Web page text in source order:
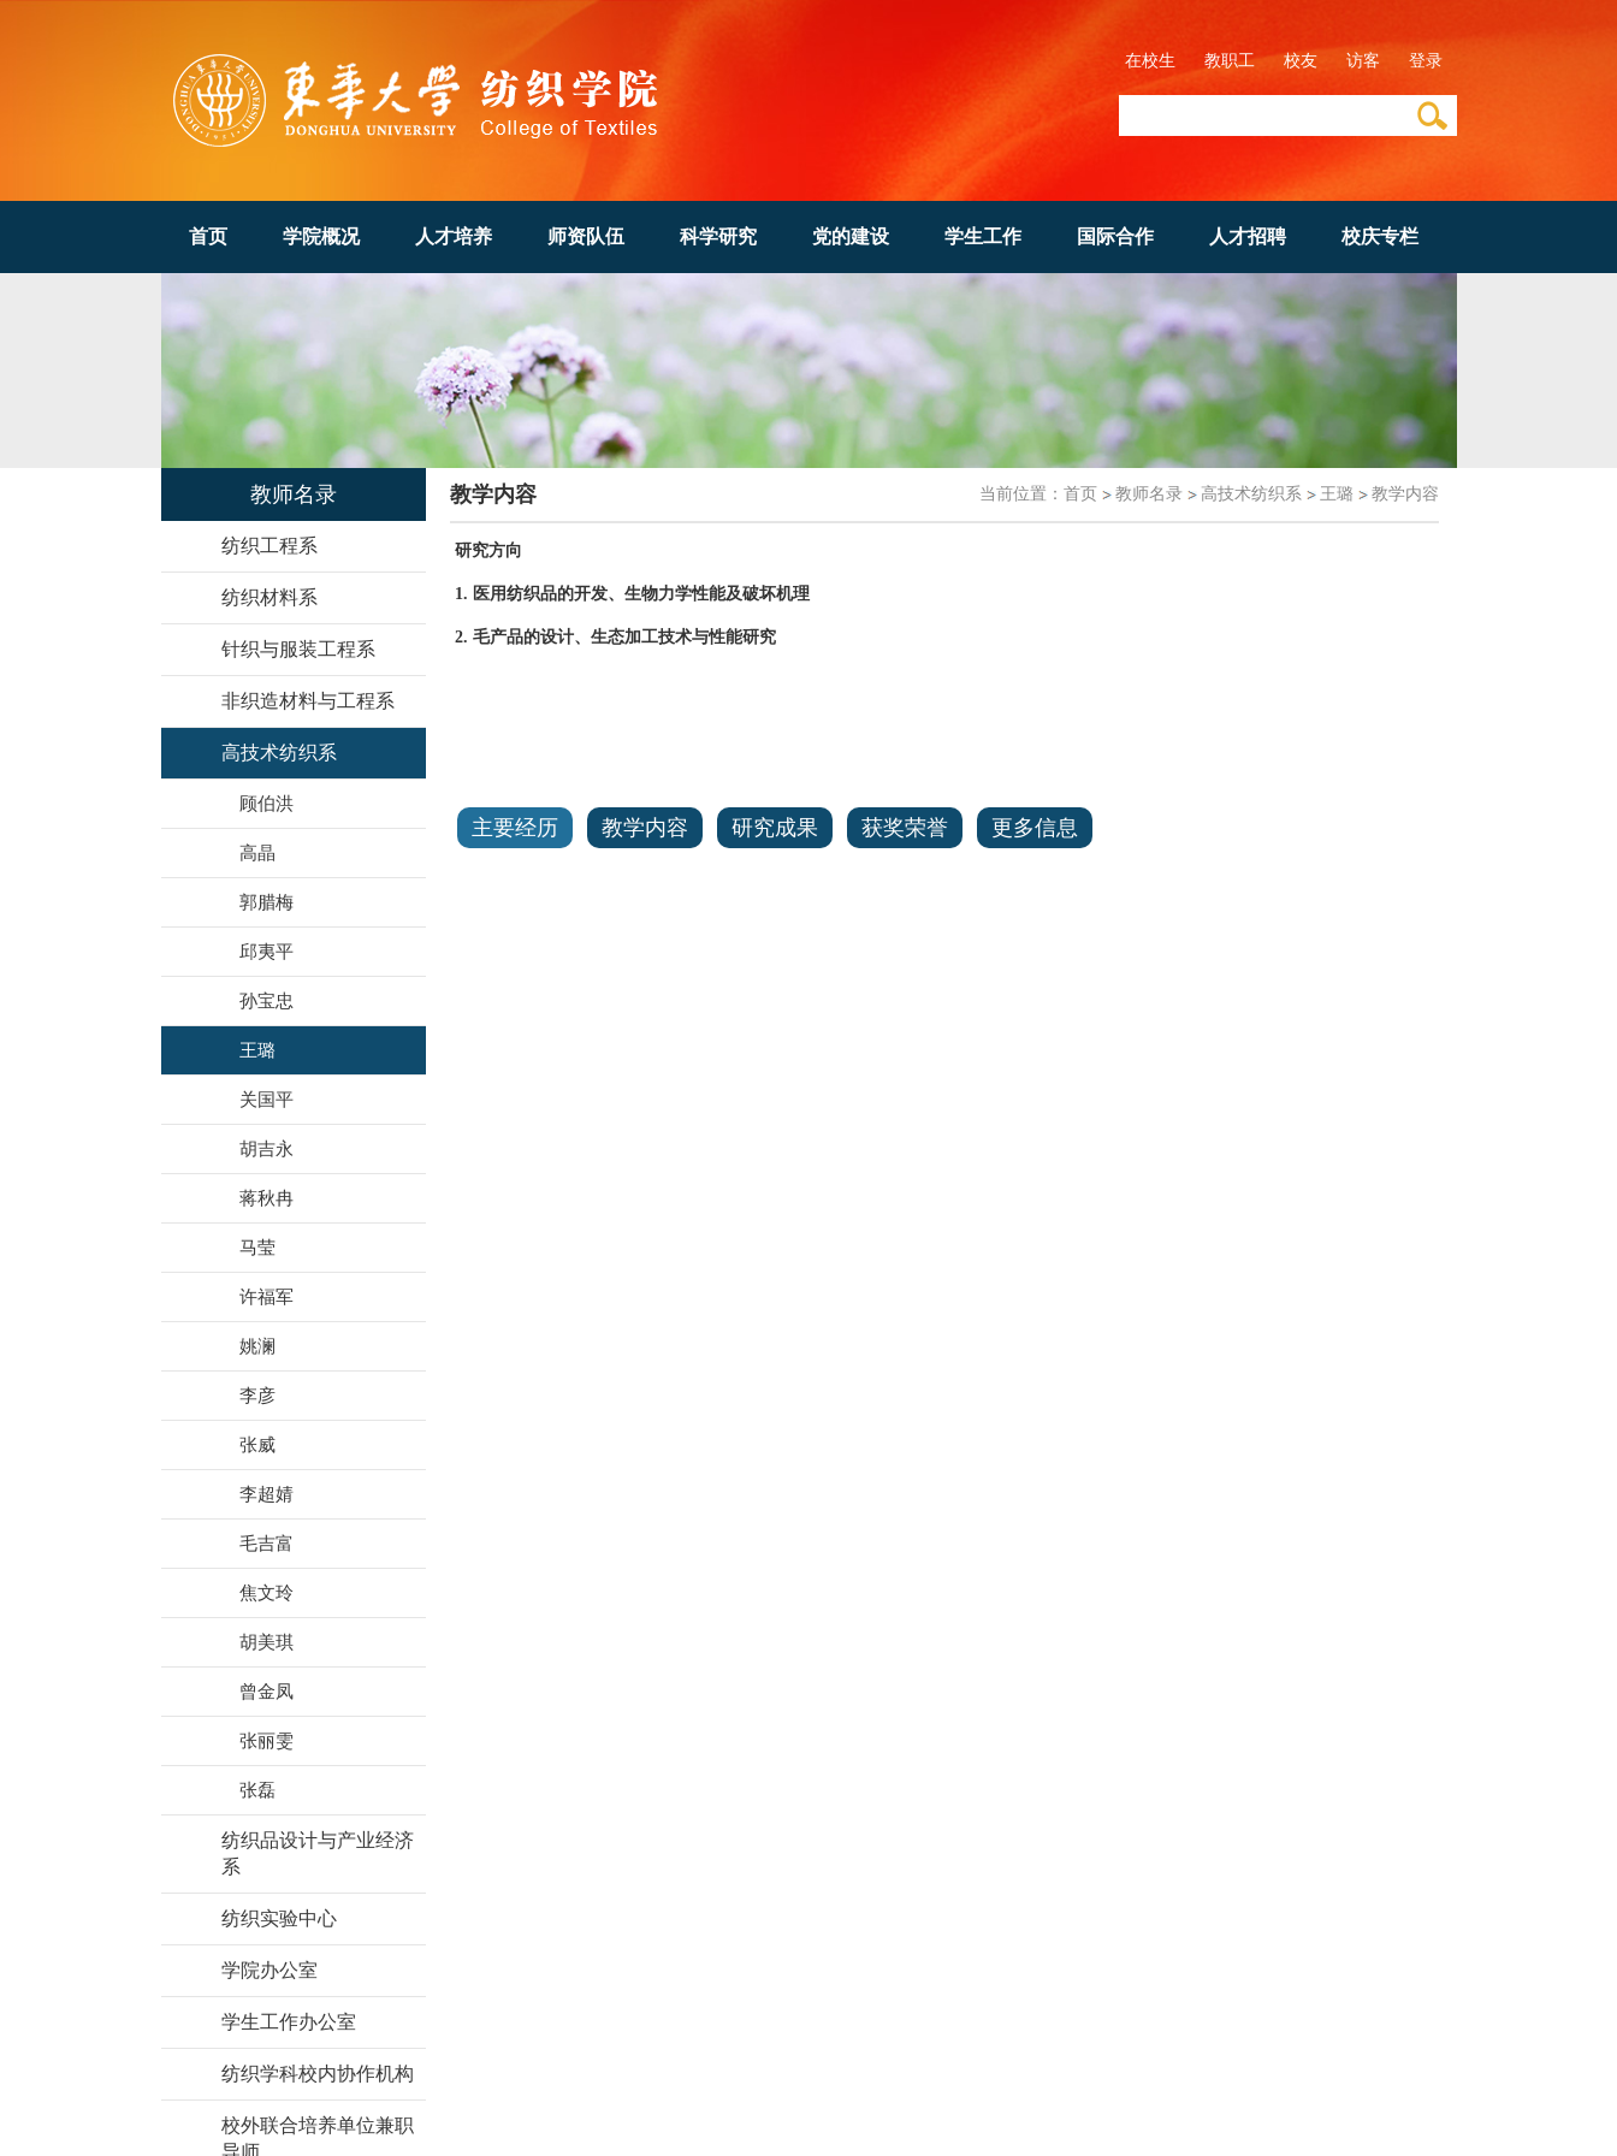
在校生 教职工 校友 访客 登录
首页 学院概况 人才培养 师资队伍 科学研究 党的建设 学生工作 国际合作 人才招聘 校庆专栏
教师名录
纺织工程系
纺织材料系
针织与服装工程系
非织造材料与工程系
高技术纺织系
顾伯洪
高晶
郭腊梅
邱夷平
孙宝忠
王璐
关国平
胡吉永
蒋秋冉
马莹
许福军
姚澜
李彦
张威
李超婧
毛吉富
焦文玲
胡美琪
曾金凤
张丽雯
张磊
纺织品设计与产业经济
系
纺织实验中心
学院办公室
学生工作办公室
纺织学科校内协作机构
校外联合培养单位兼职
导师
教学内容 当前位置： 首页 教师名录 高技术纺织系 王璐 教学内容
研究方向
1. 医用纺织品的开发、生物力学性能及破坏机理
2. 毛产品的设计、生态加工技术与性能研究
主要经历 教学内容 研究成果 获奖荣誉 更多信息